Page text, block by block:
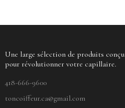
Une large sélection de produits conçu
pour révolutionner votre capillaire.
418-666-9600
toncoiffeur.ca@gmail.com